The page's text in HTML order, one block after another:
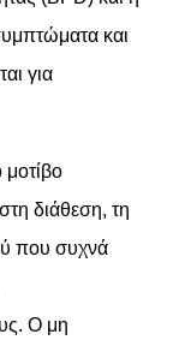
και
για
διάθεση, τη
που συχνά
Ο μη